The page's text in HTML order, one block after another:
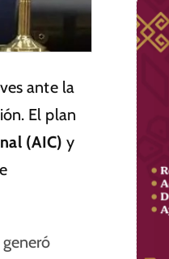
ante la
El plan
(AIC) y